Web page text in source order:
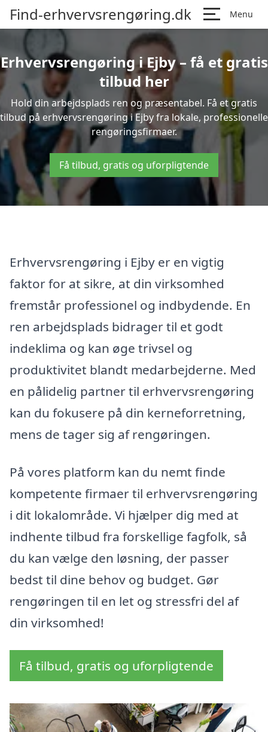
Find-erhvervsrengøring.dk Menu
Erhvervsrengøring i Ejby – få et gratis
tilbud her
Hold din arbejdsplads ren og præsentabel. Få et gratis
tilbud på erhvervsrengøring i Ejby fra lokale, professionelle
rengøringsfirmaer.
Få tilbud, gratis og uforpligtende
Erhvervsrengøring i Ejby er en vigtig
faktor for at sikre, at din virksomhed
fremstår professionel og indbydende. En
ren arbejdsplads bidrager til et godt
indeklima og kan øge trivsel og
produktivitet blandt medarbejderne. Med
en pålidelig partner til erhvervsrengøring
kan du fokusere på din kerneforretning,
mens de tager sig af rengøringen.
På vores platform kan du nemt finde
kompetente firmaer til erhvervsrengøring
i dit lokalområde. Vi hjælper dig med at
indhente tilbud fra forskellige fagfolk, så
du kan vælge den løsning, der passer
bedst til dine behov og budget. Gør
rengøringen til en let og stressfri del af
din virksomhed!
Få tilbud, gratis og uforpligtende